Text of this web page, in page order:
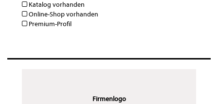
Katalog vorhanden
Online-Shop vorhanden
Premium-Profil
Firmenlogo